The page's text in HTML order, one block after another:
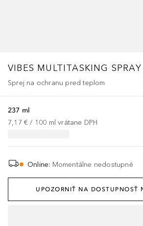
VIBES MULTITASKING SPRAY
Sprej na ochranu pred teplom
237 ml
7,17 € / 100 ml vrátane DPH
Online: Momentálne nedostupné
UPOZORNIŤ NA DOSTUPNOSŤ